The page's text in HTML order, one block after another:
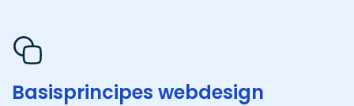
Basisprincipes webdesign